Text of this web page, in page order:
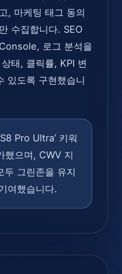
, 마케팅 태그 동의
수집합니다. SEO
로그 분석을
태, 클릭률, KPI 변
있도록 구현했습니
Pro Ultra’ 키워
했으며, CWV 지
두 그린존을 유지
여했습니다.